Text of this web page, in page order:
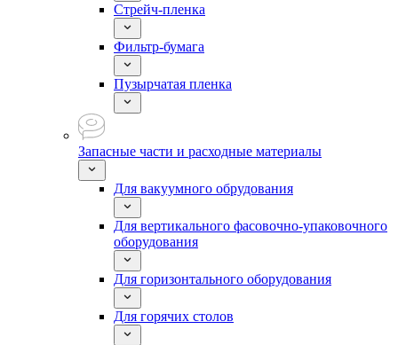
Стрейч-пленка
Фильтр-бумага
Пузырчатая пленка
Запасные части и расходные материалы
Для вакуумного обрудования
Для вертикального фасовочно-упаковочного
оборудования
Для горизонтального оборудования
Для горячих столов